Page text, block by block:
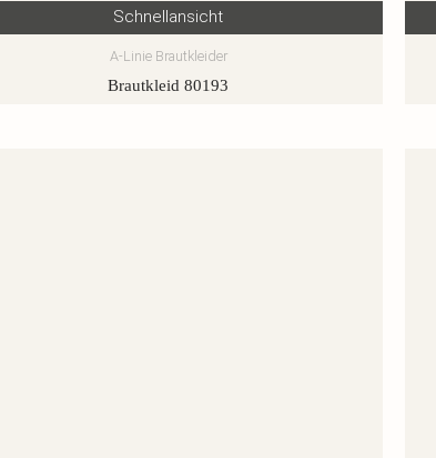
Schnellansicht
A-Linie Brautkleider
Brautkleid 80193